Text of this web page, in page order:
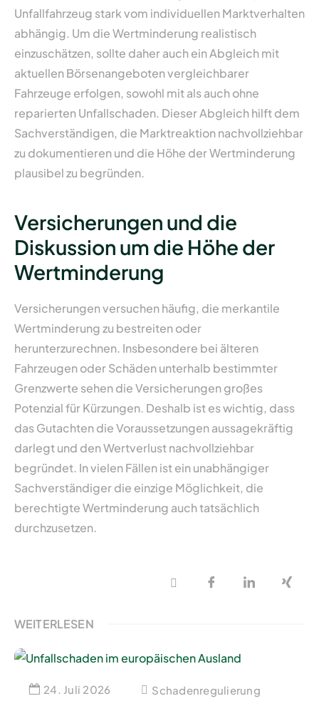
Unfallfahrzeug stark vom individuellen Marktverhalten
abhängig. Um die Wertminderung realistisch
einzuschätzen, sollte daher auch ein Abgleich mit
aktuellen Börsenangeboten vergleichbarer
Fahrzeuge erfolgen, sowohl mit als auch ohne
reparierten Unfallschaden. Dieser Abgleich hilft dem
Sachverständigen, die Marktreaktion nachvollziehbar
zu dokumentieren und die Höhe der Wertminderung
plausibel zu begründen.
Versicherungen und die
Diskussion um die Höhe der
Wertminderung
Versicherungen versuchen häufig, die merkantile
Wertminderung zu bestreiten oder
herunterzurechnen. Insbesondere bei älteren
Fahrzeugen oder Schäden unterhalb bestimmter
Grenzwerte sehen die Versicherungen großes
Potenzial für Kürzungen. Deshalb ist es wichtig, dass
das Gutachten die Voraussetzungen aussagekräftig
darlegt und den Wertverlust nachvollziehbar
begründet. In vielen Fällen ist ein unabhängiger
Sachverständiger die einzige Möglichkeit, die
berechtigte Wertminderung auch tatsächlich
durchzusetzen.
WEITERLESEN
24. Juli 2026 Schadenregulierung